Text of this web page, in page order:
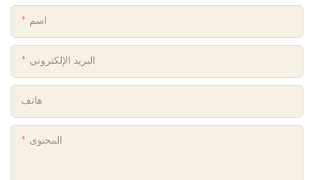
اسم
البريد الإلكتروني
هاتف
المحتوى